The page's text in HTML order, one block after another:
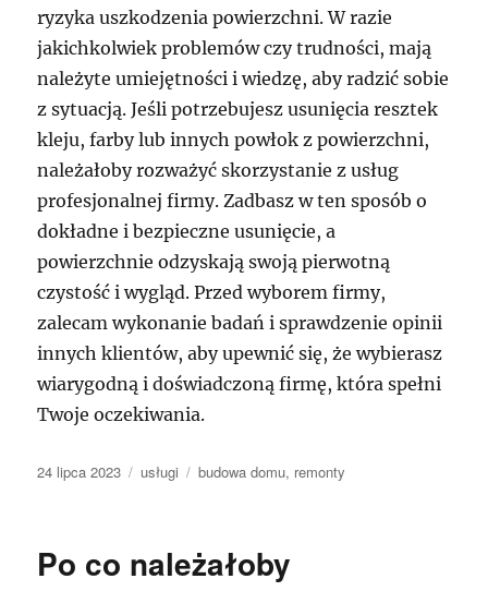
ryzyka uszkodzenia powierzchni. W razie
jakichkolwiek problemów czy trudności, mają
należyte umiejętności i wiedzę, aby radzić sobie
z sytuacją. Jeśli potrzebujesz usunięcia resztek
kleju, farby lub innych powłok z powierzchni,
należałoby rozważyć skorzystanie z usług
profesjonalnej firmy. Zadbasz w ten sposób o
dokładne i bezpieczne usunięcie, a
powierzchnie odzyskają swoją pierwotną
czystość i wygląd. Przed wyborem firmy,
zalecam wykonanie badań i sprawdzenie opinii
innych klientów, aby upewnić się, że wybierasz
wiarygodną i doświadczoną firmę, która spełni
Twoje oczekiwania.
Data
24 lipca 2023 Kategorie
usługi Tagi
budowa domu, remonty
Po co należałoby